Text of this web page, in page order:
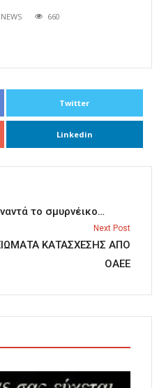
660
Twitter
Linkedin
το σμυρνέικο…
Next Post
ΚΑΤΑΣΧΕΣΗΣ ΑΠΟ
ΟΑΕΕ